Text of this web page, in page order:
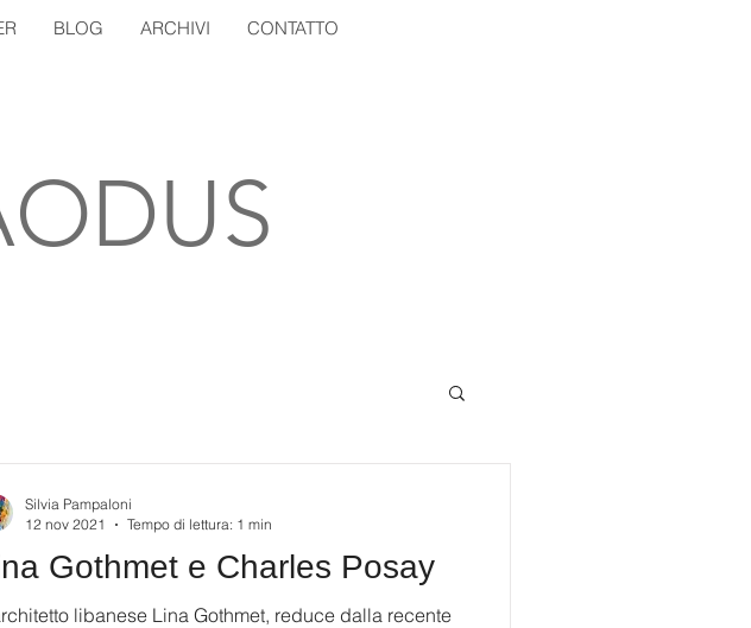
BLOG ARCHIVI CONTATTO
Gothmet e Charles Posay
libanese Lina Gothmet, reduce dalla recente
Silvia Pampaloni
12 nov 2021
Tempo di lettura: 1 min